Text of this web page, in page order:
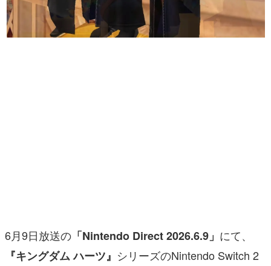
特集記事
マンガ
6月9日放送の 「Nintendo Direct 2026.6.9」 にて、
『キングダム ハーツ』 シリーズのNintendo Switch 2